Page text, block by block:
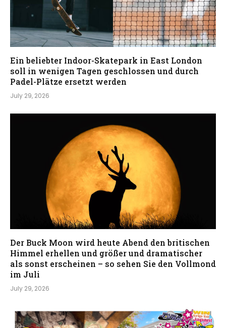
Ein beliebter Indoor-Skatepark in East London
soll in wenigen Tagen geschlossen und durch
Padel-Plätze ersetzt werden
July 29, 2026
Der Buck Moon wird heute Abend den britischen
Himmel erhellen und größer und dramatischer
als sonst erscheinen – so sehen Sie den Vollmond
im Juli
July 29, 2026